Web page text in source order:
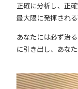
正確に分析し、正
最大限に発揮される
あなたには必ず治
に引き出し、あな